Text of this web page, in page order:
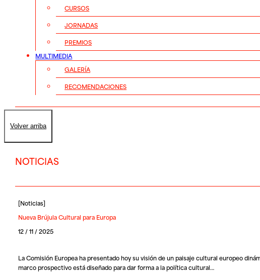
CURSOS
JORNADAS
PREMIOS
MULTIMEDIA
GALERÍA
RECOMENDACIONES
Volver arriba
NOTICIAS
[Noticias]
Nueva Brújula Cultural para Europa
12 / 11 / 2025
La Comisión Europea ha presentado hoy su visión de un paisaje cultural europeo
marco prospectivo está diseñado para dar forma a la política cultural…